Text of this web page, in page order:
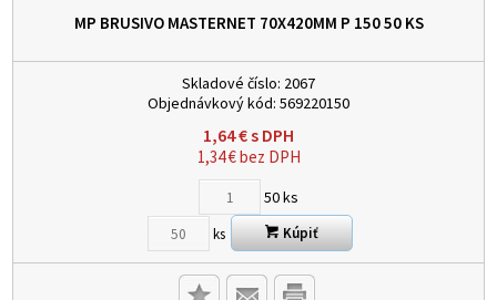
MP BRUSIVO MASTERNET 70X420MM P 15050 KS
Skladové číslo: 2067
Objednávkový kód: 569220150
1,64€s DPH
1,34€bez DPH
50ks
ks Kúpiť